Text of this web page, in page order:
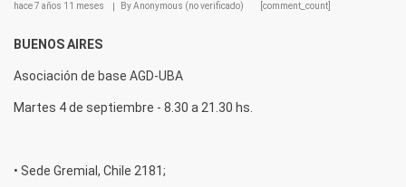
hace7 años 11 meses ByAnonymous (no verificado) [comment_count]
BUENOS AIRES
Asociación de base AGD-UBA
Martes 4 de septiembre - 8.30 a 21.30 hs.
• Sede Gremial, Chile 2181;